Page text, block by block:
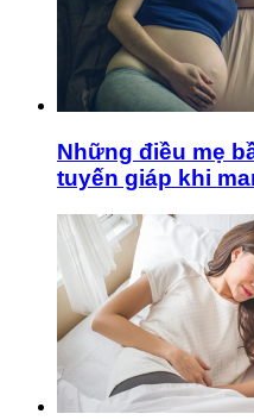
Những điều mẹ
tuyến giáp khi